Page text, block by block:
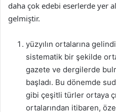
daha çok edebi eserlerde yer
gelmiştir.
yüzyılın ortalarına
sistematik bir şekilde
gazete ve dergilerde
başladı. Bu dönemde
gibi çeşitli türler ortaya
ortalarından itibaren,